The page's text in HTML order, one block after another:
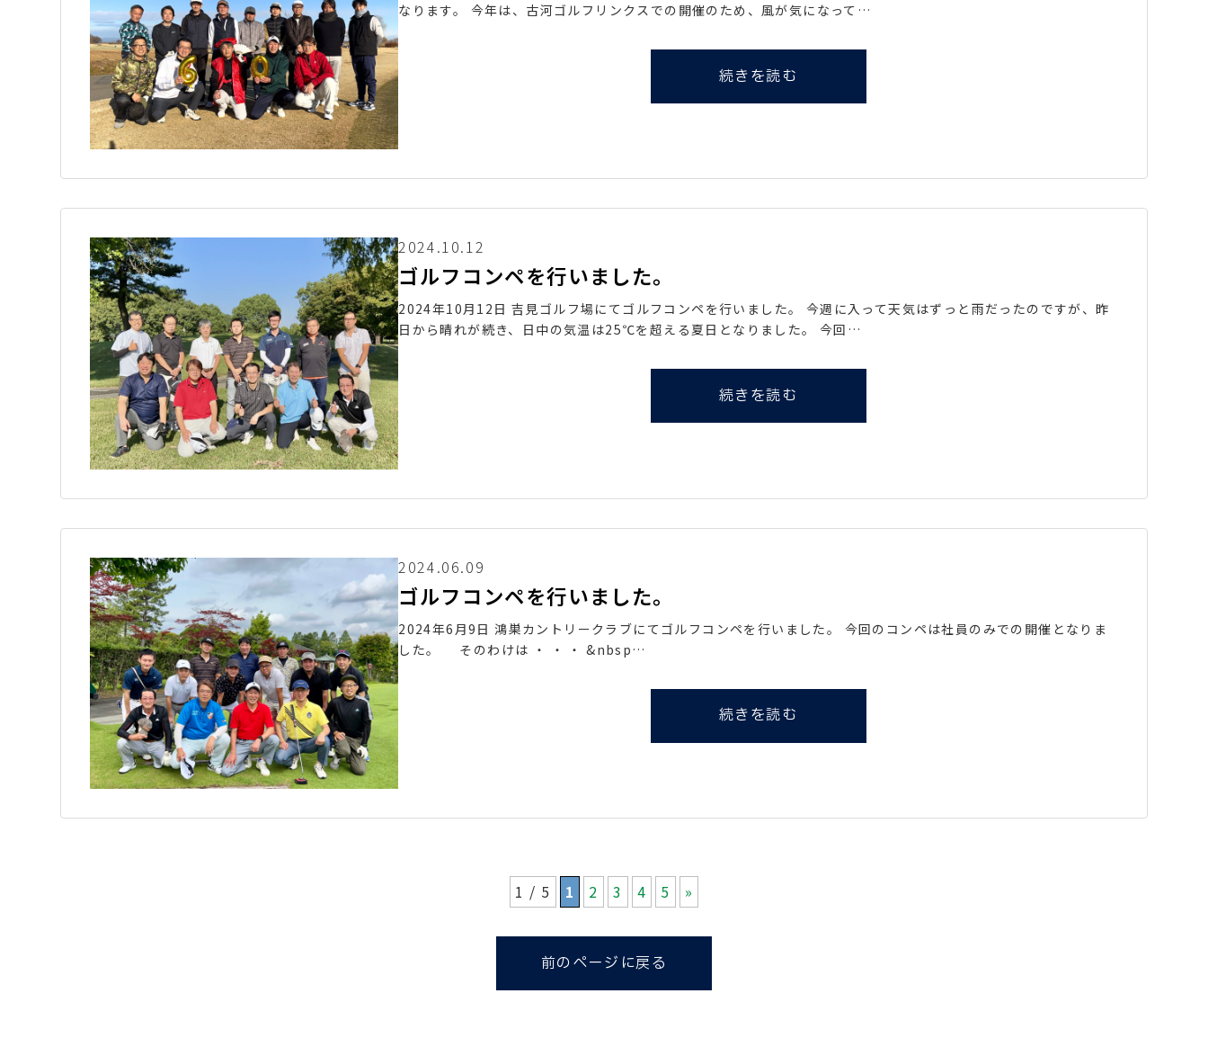
なります。 今年は、古河ゴルフリンクスでの開催のため、風が気になって…
続きを読む
2024.10.12
ゴルフコンペを行いました。
2024年10月12日 吉見ゴルフ場にてゴルフコンペを行いました。 今週に入って天気はずっと雨だったのですが、昨
日から晴れが続き、日中の気温は25℃を超える夏日となりました。 今回…
続きを読む
2024.06.09
ゴルフコンペを行いました。
2024年6月9日 鴻巣カントリークラブにてゴルフコンペを行いました。 今回のコンペは社員のみでの開催となりま
した。 そのわけは ・ ・ ・ &nbsp…
続きを読む
1 / 5 1 2 3 4 5 »
前のページに戻る